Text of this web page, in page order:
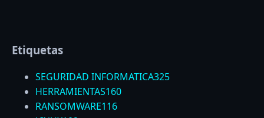
Etiquetas
SEGURIDAD INFORMATICA325
HERRAMIENTAS160
RANSOMWARE116